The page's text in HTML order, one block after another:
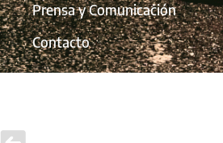
Prensa y Comunicación
Contacto